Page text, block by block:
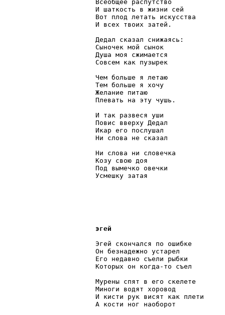
Всеобщее распутство
И шаткость в жизни сей
Вот плод летать искусства
И всех твоих затей.
Дедал сказал снижаясь:
Сыночек мой сынок
Душа моя сжимается
Совсем как пузырек
Чем больше я летаю
Тем больше я хочу
Желание питаю
Плевать на эту чушь.
И так развеся уши
Повис вверху Дедал
Икар его послушал
Ни слова не сказал
Ни слова ни словечка
Козу свою доя
Под вымечко овечки
Усмешку затая
эгей
Эгей скончался по ошибке
Он безнадежно устарел
Его недавно съели рыбки
Которых он когда-то съел
Мурены спят в его скелете
Миноги водят хоровод
И кисти рук висят как плети
А кости ног наоборот